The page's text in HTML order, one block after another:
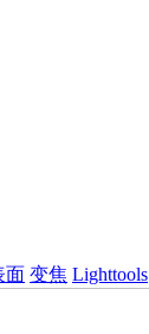
面 变焦 Lighttools